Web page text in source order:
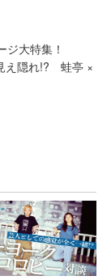
ジ大特集！
え隠れ!? 蛙亭 ×